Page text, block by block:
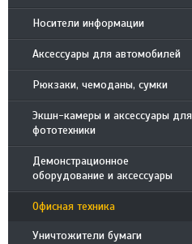
Носители информации
Аксессуары для автомобилей
Рюкзаки, чемоданы, сумки
Экшн-камеры и аксессуары для
фототехники
Демонстрационное
оборудование и аксессуары
Офисная техника
Уничтожители бумаги